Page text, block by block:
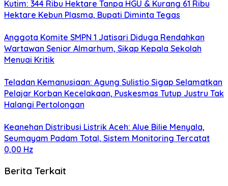
Kutim: 344 Ribu Hektare Tanpa HGU & Kurang 61 Ribu
Hektare Kebun Plasma, Bupati Diminta Tegas
Anggota Komite SMPN 1 Jatisari Diduga Rendahkan
Wartawan Senior Almarhum, Sikap Kepala Sekolah
Menuai Kritik
Teladan Kemanusiaan: Agung Sulistio Sigap Selamatkan
Pelajar Korban Kecelakaan, Puskesmas Tutup Justru Tak
Halangi Pertolongan
Keanehan Distribusi Listrik Aceh: Alue Bilie Menyala,
Seumayam Padam Total, Sistem Monitoring Tercatat
0,00 Hz
Berita Terkait